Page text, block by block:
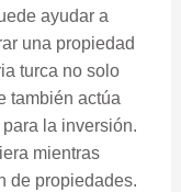
ayudar a
una propiedad
turca no solo
también actúa
la inversión.
mientras
de propiedades.